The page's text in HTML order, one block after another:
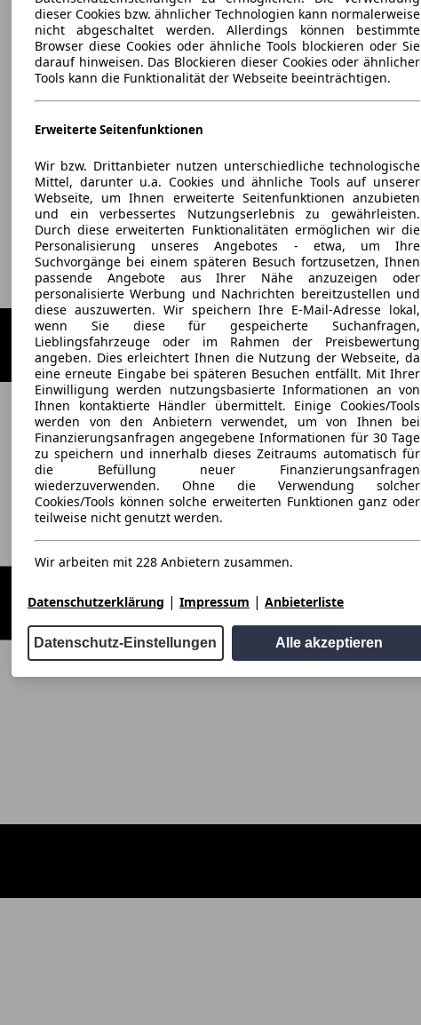
dieser Cookies bzw. ähnlicher Technologien kann normalerweise
nicht abgeschaltet werden. Allerdings können bestimmte
Browser diese Cookies oder ähnliche Tools blockieren oder Sie
darauf hinweisen. Das Blockieren dieser Cookies oder ähnlicher
Tools kann die Funktionalität der Webseite beeinträchtigen.
Erweiterte Seitenfunktionen
Wir bzw. Drittanbieter nutzen unterschiedliche technologische
Mittel, darunter u.a. Cookies und ähnliche Tools auf unserer
Webseite, um Ihnen erweiterte Seitenfunktionen anzubieten
und ein verbessertes Nutzungserlebnis zu gewährleisten.
Durch diese erweiterten Funktionalitäten ermöglichen wir die
Personalisierung unseres Angebotes - etwa, um Ihre
Suchvorgänge bei einem späteren Besuch fortzusetzen, Ihnen
passende Angebote aus Ihrer Nähe anzuzeigen oder
personalisierte Werbung und Nachrichten bereitzustellen und
diese auszuwerten. Wir speichern Ihre E-Mail-Adresse lokal,
wenn Sie diese für gespeicherte Suchanfragen,
Lieblingsfahrzeuge oder im Rahmen der Preisbewertung
angeben. Dies erleichtert Ihnen die Nutzung der Webseite, da
eine erneute Eingabe bei späteren Besuchen entfällt. Mit Ihrer
Einwilligung werden nutzungsbasierte Informationen an von
Ihnen kontaktierte Händler übermittelt. Einige Cookies/Tools
werden von den Anbietern verwendet, um von Ihnen bei
Finanzierungsanfragen angegebene Informationen für 30 Tage
zu speichern und innerhalb dieses Zeitraums automatisch für
die Befüllung neuer Finanzierungsanfragen
wiederzuverwenden. Ohne die Verwendung solcher
Cookies/Tools können solche erweiterten Funktionen ganz oder
teilweise nicht genutzt werden.
Wir arbeiten mit 228 Anbietern zusammen.
Datenschutzerklärung | Impressum | Anbieterliste
Datenschutz-Einstellungen Alle akzeptieren